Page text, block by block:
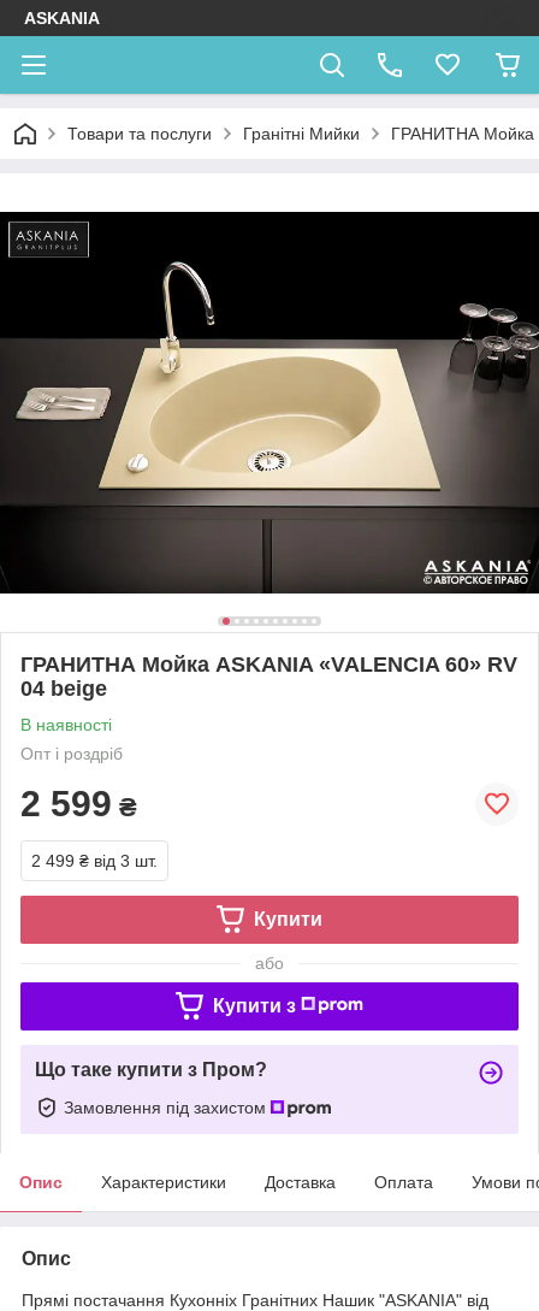
ASKANIA
Товари та послуги Гранітні Мийки ГРАНИТНА Мойка
ГРАНИТНА Мойка ASKANIA «VALENCIA 60» RV
04 beige
В наявності
Опт і роздріб
2 599 ₴
2 499 ₴ від 3 шт.
Купити
або
Купити з
Що таке купити з Пром?
Замовлення під захистом
Опис Характеристики Доставка Оплата Умови
Опис
Прямі постачання Кухонніх Гранітних Нашик "ASKANIA" від